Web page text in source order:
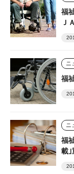
福
Ｊ
ニ
福
ニ
福
載｣